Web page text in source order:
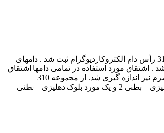
در مطالعه ای که روی گاوان بیمار ارجاعی به درمانگاه دانشکده دامپزشکی دانشگاه ارومیه از فاصله زمانی اسفند ماه 1375 تا آذرماه 1377 به عمل آمد ، از 310 رأس دام الکتروکاردیوگرام ثبت شد . دامهای
. اشتقاق مورد استفاده در تمامی دامها اشتقاق
استاندارد قاعده ای رأسی بود . دراین پژوهش به منظور بررسی نقش املاح در وقوع آریتمی های قلبی مقادیر کلسیم ، فسفر ، منیزیم ، کلر ، سدیم و پتاسیم سرم نیز اندازه گیری شد. از مجموعه 310
الکتروکاردیوگرام ثبت شده ، در 5 مورد بلوکهای دهلیزی – بطنی تشخیص داده شد که از این تعداد یازده مورد بلوک دهلیزی – بطنی درجه 1 ، سه مورد بلوک دهلیزی – بطنی 2 و یک مورد بلوک دهلیزی – بطنی